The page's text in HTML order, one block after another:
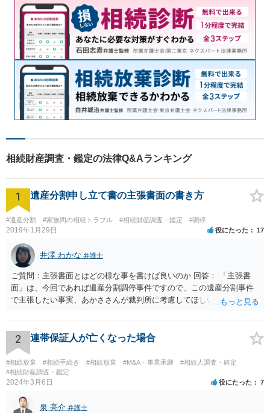
相続財産調査・鑑定の法律Q&Aランキング
1 遺産分割申し立て書の主張書面の書き方
#遺産分割 #家族間の相続トラブル #相続財産調査・鑑定 #調停
2019年1月29日 役にたった 17
井澤 わかな 弁護士
ご質問：主張書面とはどの様な事を書けば良いのか 回答： 「主張書
面」は、今回であれば遺産分割調停事件ですので、この遺産分割事件
で主張したい事実、あかささんが裁判所に考慮してほしいと思う、亡
ります。 もし、主張したい事実や考慮してほしい事情に関連して
資料を持っているようであれば、主張書面とは別で提出できます。も
し、お姉さんに見られたくないような資料がある場合、「非開示の希
望に関する申出書」と共に提出することも考えられます。 ご質問：書
いた方が良い事と書かない方が良い事 回答： お姉さんが申立書の「申
立ての趣旨」のところに書いている遺産の分け方に対して意見があれ
ば、まずそれを書くとよいです。 次に「申立ての理由」のところに、
なぜ調停を申し立てたのか(例えば、あかささんと話合いが出来ない／
2 連帯保証人が亡くなった場合
#相続放棄 #相続手続き #相続放棄 #M&A・事業承継
#相続人調査・確定
#相続財産調査・鑑定
2024年3月6日 役にたった 7
泉 亮介 弁護士